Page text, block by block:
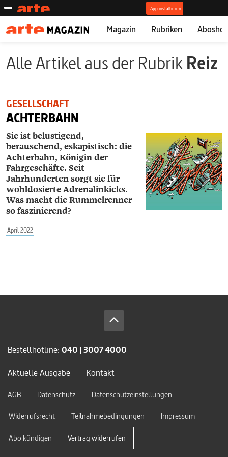
Magazin Rubriken
Alle Artikel aus der RubrikReiz
GESELLSCHAFT
ACHTERBAHN
Sie ist belustigend,
berauschend, eskapistisch: die
Achterbahn, Königin der
Fahrgeschäfte. Seit
Jahrhunderten sorgt sie für
wohldosierte Adrenalinkicks.
Was macht die Rummelrenner
so faszinierend?
April 2022
Bestellhotline: 040 | 3007 4000
Aktuelle Ausgabe
Kontakt
AGB Datenschutz
Datenschutzeinstellungen
Widerrufsrecht
Teilnahmebedingungen Impressum
Abo kündigen Vertrag widerrufen